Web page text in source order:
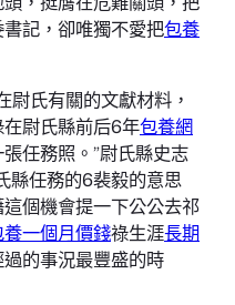
記，卻唯獨不愛把包養
尉氏有關的文獻材料，
尉氏縣前后6年包養網
任務照。”尉氏縣史志
縣任務的6裴毅的意思
個機會提一下公公去祁
養一個月價錢祿生涯長期
的事況最豐盛的時